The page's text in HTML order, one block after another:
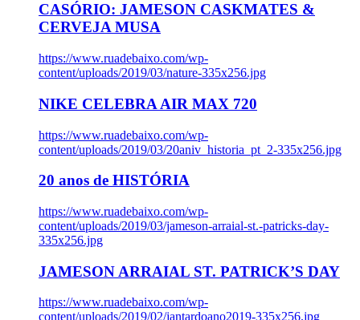
CASÓRIO: JAMESON CASKMATES &
CERVEJA MUSA
https://www.ruadebaixo.com/wp-
content/uploads/2019/03/nature-335x256.jpg
NIKE CELEBRA AIR MAX 720
https://www.ruadebaixo.com/wp-
content/uploads/2019/03/20aniv_historia_pt_2-335x256.jpg
20 anos de HISTÓRIA
https://www.ruadebaixo.com/wp-
content/uploads/2019/03/jameson-arraial-st.-patricks-day-
335x256.jpg
JAMESON ARRAIAL ST. PATRICK’S DAY
https://www.ruadebaixo.com/wp-
content/uploads/2019/02/jantardoano2019-335x256.jpg